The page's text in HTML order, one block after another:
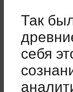
Так
себя